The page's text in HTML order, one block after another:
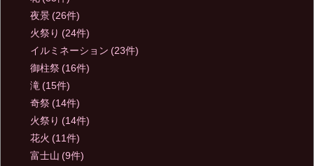
夜景 (26件)
火祭り (24件)
イルミネーション (23件)
御柱祭 (16件)
滝 (15件)
奇祭 (14件)
火祭り (14件)
花火 (11件)
富士山 (9件)